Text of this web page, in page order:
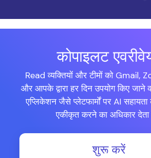
कोपाइलट
Read व्यक्तियों और टीमों को Gmail,
और आपके द्वारा हर दिन उपयोग किए जाने
एप्लिकेशन जैसे प्लेटफार्मों पर AI
एकीकृत करने का अधिकार देता
शुरू करें